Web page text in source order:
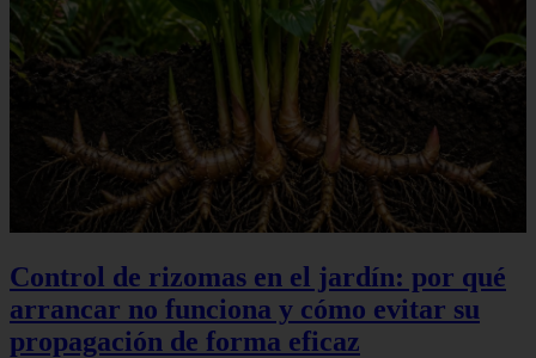
Control de rizomas en el jardín: por qué
arrancar no funciona y cómo evitar su
propagación de forma eficaz